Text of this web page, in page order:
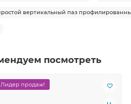
вертикальный паз
посмотреть
Лидер продаж!